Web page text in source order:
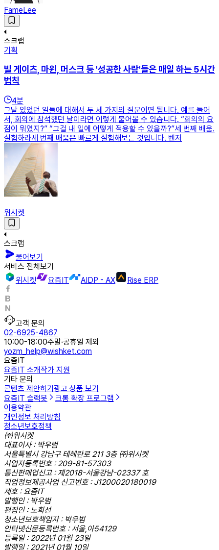
FameLee
스크랩
기획
빌 게이츠, 마윈, 머스크 등 '성공한 사람'들은 매일 하는 5시간
법칙
4분
그날 있었던 일들에 대해서 두 세 가지의 질문이면 됩니다. 예를 들어
서, 회의에 참석했던 날이라면 이렇게 물어볼 수 있습니다. “회의의 요
점이 뭐였지?” “그걸 내 일에 어떻게 적용할 수 있을까?”세 번째 배움.
실험하라세 번째 배움은 빠르게 실험해보는 것입니다. 벤저
위시켓
스크랩
물어보기
서비스 전체보기
위시켓
요즘IT AIDP - AX Rise ERP
고객 문의
02-6925-4867
10:00-18:00주말·공휴일 제외
yozm_help@wishket.com
요즘IT
요즘IT 소개작가 지원
기타 문의
콘텐츠 제안하기 광고 상품 보기
요즘IT 슬랙봇
크롬 확장 프로그램
이용약관
개인정보 처리방침
청소년보호정책
㈜위시켓
대표이사 : 박우범
서울특별시 강남구 테헤란로 211 3층 ㈜위시켓
사업자등록번호 : 209-81-57303
통신판매업신고 : 제2018-서울강남-02337 호
직업정보제공사업 신고번호 : J1200020180019
제호 : 요즘IT
발행인 : 박우범
편집인 : 노희선
청소년보호책임자 : 박우범
인터넷신문등록번호 : 서울,아54129
등록일 : 2022년 01월 23일
발행일 : 2021년 01월 10일